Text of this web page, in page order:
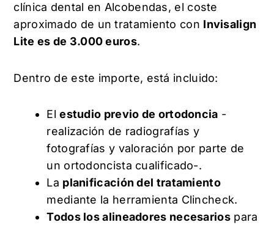
clínica dental en Alcobendas, el coste
aproximado de un tratamiento con Invisalign
Lite es de 3.000 euros.
Dentro de este importe, está incluido:
Elestudio previo de ortodoncia -
realización de radiografías y
fotografías y valoración por parte de
un ortodoncista cualificado-.
La planificación del tratamiento
mediante la herramienta Clincheck.
Todos los alineadores necesarios para